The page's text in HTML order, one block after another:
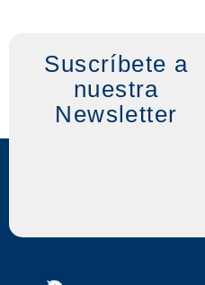
Suscríbete a
nuestra
Newsletter